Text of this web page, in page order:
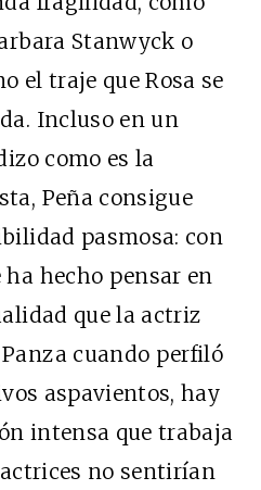
Stanwyck o
el traje que Rosa se
Incluso en un
como es la
Peña consigue
pasmosa: con
hecho pensar en
que la actriz
cuando perfiló
aspavientos, hay
intensa que trabaja
no sentirían